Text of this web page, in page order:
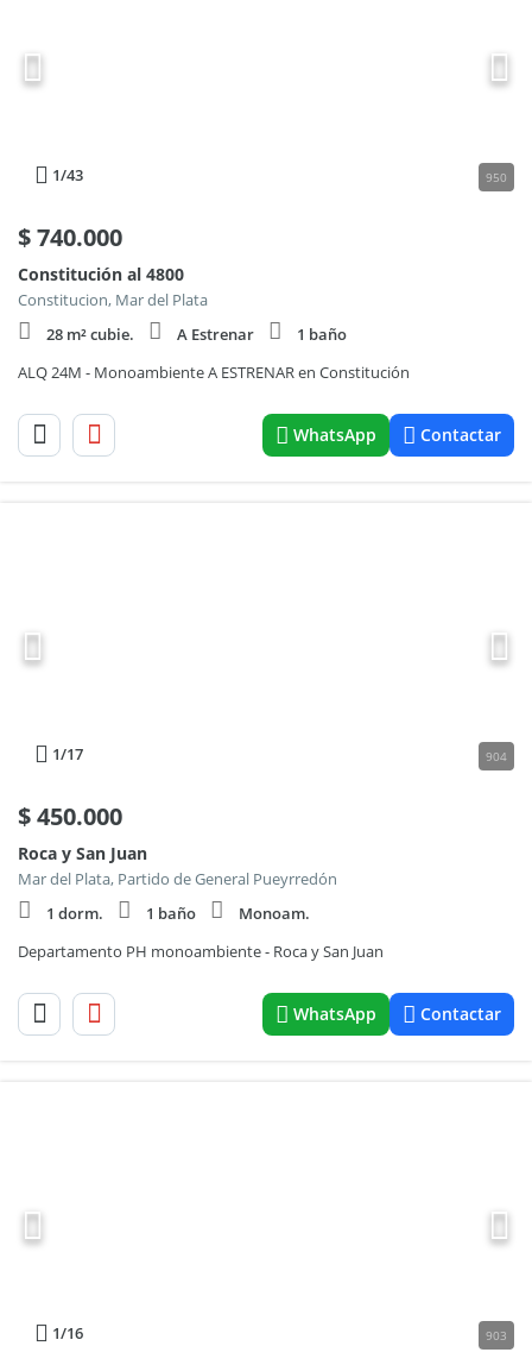
1/43 950
$740.000
Constitución al 4800
Constitucion, Mar del Plata
28 m² cubie.
A Estrenar
1 baño
ALQ 24M - Monoambiente A ESTRENAR en Constitución
WhatsApp Contactar
1/17 904
$450.000
Roca y San Juan
Mar del Plata, Partido de General Pueyrredón
1 dorm.
1 baño
Monoam.
Departamento PH monoambiente - Roca y San Juan
WhatsApp Contactar
1/16 903